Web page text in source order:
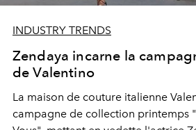
INDUSTRY TRENDS
Zendaya incarne la
de Valentino
La maison de couture italienne
campagne de collection printemps